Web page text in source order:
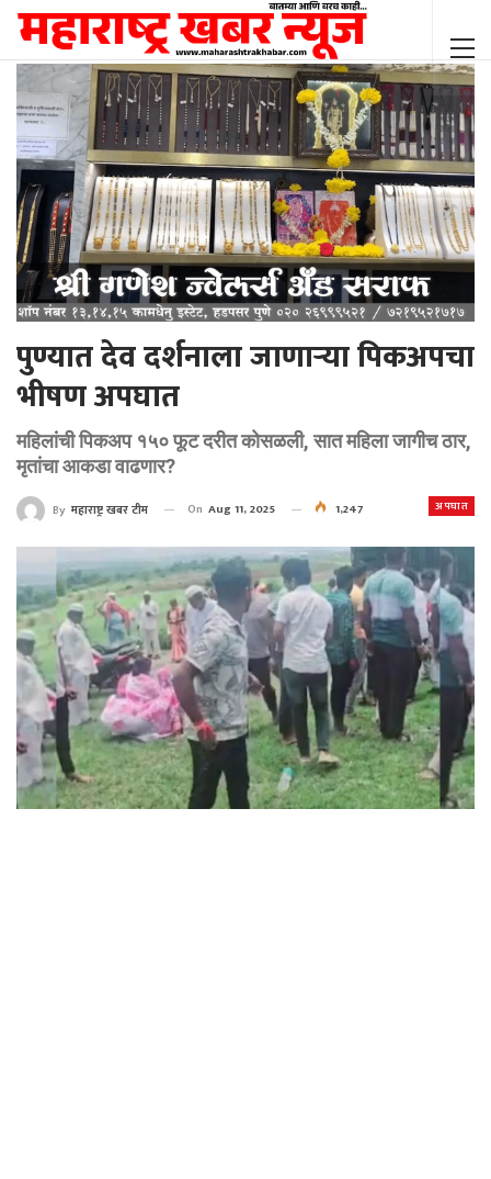
पुण्यात देव दर्शनाला जाणाऱ्या पिकअपचा
भीषण अपघात
महिलांची पिकअप १५० फूट दरीत कोसळली, सात महिला जागीच ठार,
मृतांचा आकडा वाढणार?
अपघात
By महाराष्ट्र खबर टीम On Aug 11, 2025 1,247